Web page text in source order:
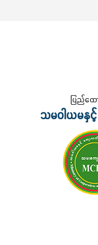
ပြည်ထေ
သမဝါယမနှင့်